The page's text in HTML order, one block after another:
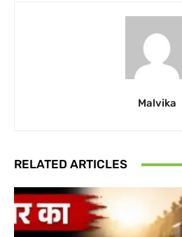
Malvika
RELATED ARTICLES